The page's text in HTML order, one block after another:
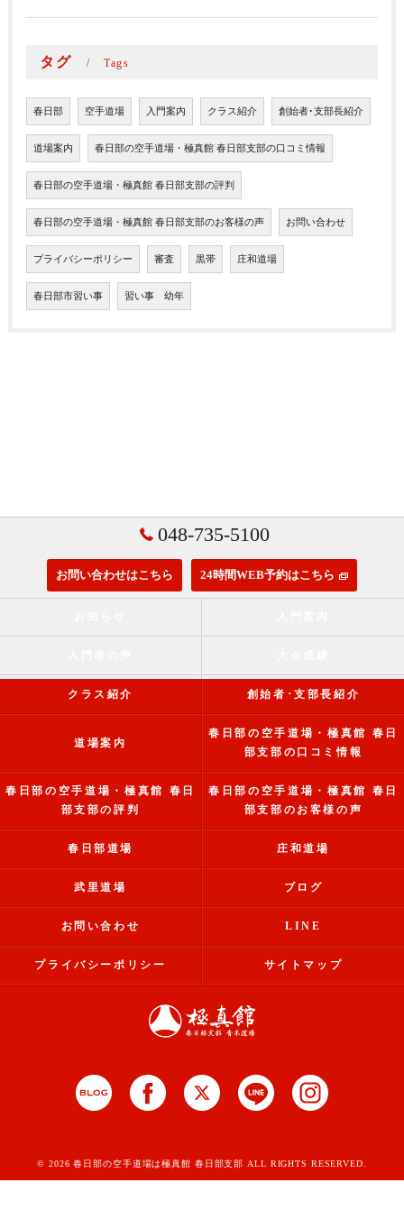
タグ Tags
春日部 空手道場 入門案内 クラス紹介 創始者･支部長紹介
道場案内 春日部の空手道場・極真館 春日部支部の口コミ情報
春日部の空手道場・極真館 春日部支部の評判
春日部の空手道場・極真館 春日部支部のお客様の声 お問い合わせ
プライバシーポリシー 審査 黒帯 庄和道場
春日部市習い事 習い事 幼年
048-735-5100
お問い合わせはこちら 24時間WEB予約はこちら
クラス紹介 創始者･支部長紹介
道場案内
春日部の空手道場・極真館 春日
部支部の口コミ情報
春日部の空手道場・極真館 春日
部支部の評判
春日部の空手道場・極真館 春日
部支部のお客様の声
春日部道場 庄和道場
武里道場 ブログ
お問い合わせ LINE
プライバシーポリシー サイトマップ
© 2026 春日部の空手道場は極真館 春日部支部 ALL RIGHTS RESERVED.